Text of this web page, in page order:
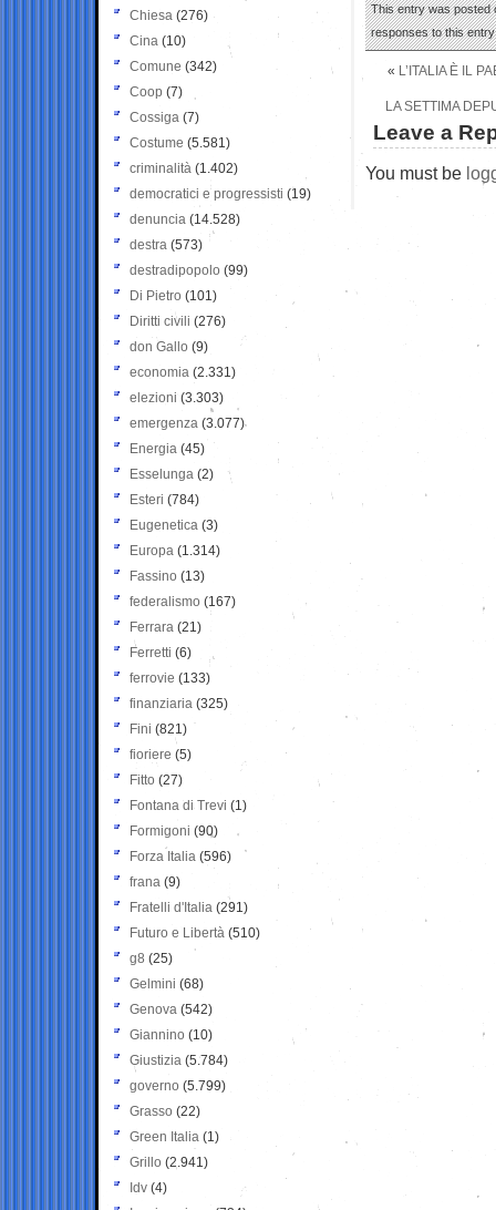
This entry was posted
responses to this
« L’ITALIA È IL
LA SETTIMA
Leave a
You must be
Chiesa (276)
Cina (10)
Comune (342)
Coop (7)
Cossiga (7)
Costume (5.581)
criminalità (1.402)
democratici e progressisti (19)
denuncia (14.528)
destra (573)
destradipopolo (99)
Di Pietro (101)
Diritti civili (276)
don Gallo (9)
economia (2.331)
elezioni (3.303)
emergenza (3.077)
Energia (45)
Esselunga (2)
Esteri (784)
Eugenetica (3)
Europa (1.314)
Fassino (13)
federalismo (167)
Ferrara (21)
Ferretti (6)
ferrovie (133)
finanziaria (325)
Fini (821)
fioriere (5)
Fitto (27)
Fontana di Trevi (1)
Formigoni (90)
Forza Italia (596)
frana (9)
Fratelli d'Italia (291)
Futuro e Libertà (510)
g8 (25)
Gelmini (68)
Genova (542)
Giannino (10)
Giustizia (5.784)
governo (5.799)
Grasso (22)
Green Italia (1)
Grillo (2.941)
Idv (4)